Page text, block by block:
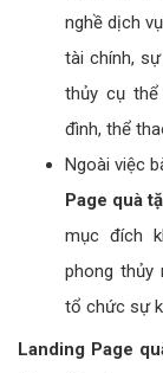
nghề dịch
tài chính,
thủy cụ
đình, thể
Ngoài việc
Page quà
mục đích
phong thủy
tổ chức sự
Landing Page